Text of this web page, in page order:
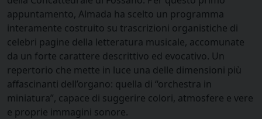
appuntamento, Almada ha scelto un programma
interamente costruito su trascrizioni organistiche di
celebri pagine della letteratura musicale, accomunate
da un forte carattere descrittivo ed evocativo. Un
repertorio che mette in luce una delle dimensioni più
affascinanti dell’organo: quella di “orchestra in
miniatura”, capace di suggerire colori, atmosfere e vere
e proprie immagini sonore.